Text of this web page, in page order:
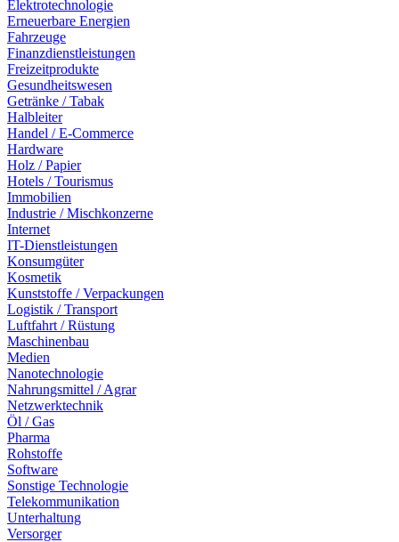
Elektrotechnologie
Erneuerbare Energien
Fahrzeuge
Finanzdienstleistungen
Freizeitprodukte
Gesundheitswesen
Getränke / Tabak
Halbleiter
Handel / E-Commerce
Hardware
Holz / Papier
Hotels / Tourismus
Immobilien
Industrie / Mischkonzerne
Internet
IT-Dienstleistungen
Konsumgüter
Kosmetik
Kunststoffe / Verpackungen
Logistik / Transport
Luftfahrt / Rüstung
Maschinenbau
Medien
Nanotechnologie
Nahrungsmittel / Agrar
Netzwerktechnik
Öl / Gas
Pharma
Rohstoffe
Software
Sonstige Technologie
Telekommunikation
Unterhaltung
Versorger